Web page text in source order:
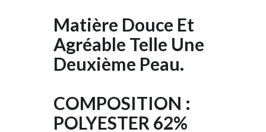
Matière Douce Et
Agréable Telle Une
Deuxième Peau.
COMPOSITION :
POLYESTER 62%